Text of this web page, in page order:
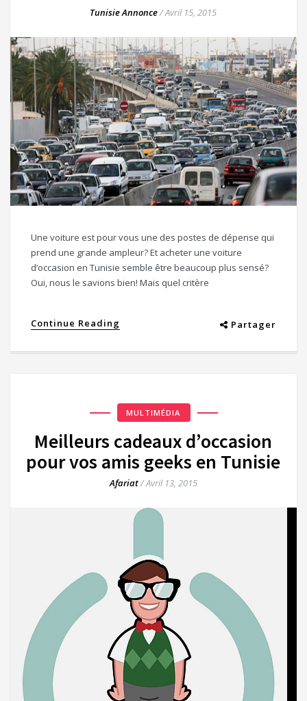
Tunisie Annonce/Avril 15, 2015
Une voiture est pour vous une des postes de dépense qui
prend une grande ampleur? Et acheter une voiture
d’occasion en Tunisie semble être beaucoup plus sensé?
Oui, nous le savions bien! Mais quel critère
Continue Reading Partager
MULTIMÉDIA
Meilleurs cadeaux d’occasion
pour vos amis geeks en Tunisie
Afariat/Avril 13, 2015